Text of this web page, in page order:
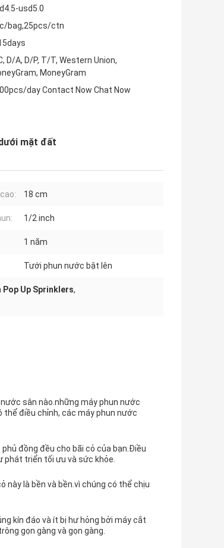
usd5.0
bag,25pcs/ctn
D/A, D/P, T/T, Western Union,
MoneyGram
day Contact Now Chat Now
mặt đất
18 cm
1/2 inch
1 năm
Tưới phun nước bật lên
Pop Up Sprinklers,
sân nào.những máy phun nước
điều chỉnh, các máy phun nước
đồng đều cho bãi cỏ của bạn.Điều
phát triển tối ưu và sức khỏe.
là bền và bền.vì chúng có thể chịu
kín đáo và ít bị hư hỏng bởi máy cắt
gọn gàng và gọn gàng.